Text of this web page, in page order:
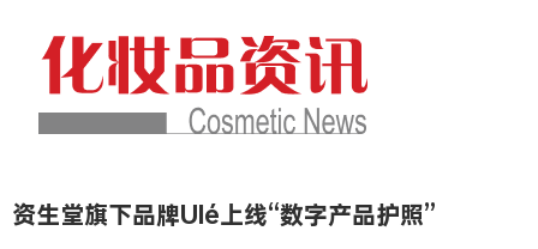
资生堂旗下品牌Ulé上线“数字产品护照”